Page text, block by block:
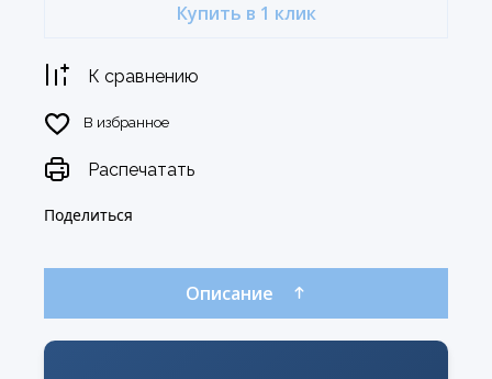
Купить в 1 клик
К сравнению
В избранное
Поделиться
Распечатать
Описание